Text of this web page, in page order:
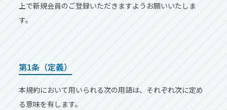
上で新規会員のご登録いただきますようお願いいたしま
す。
第1条（定義）
本規約において用いられる次の用語は、それぞれ次に定め
る意味を有します。